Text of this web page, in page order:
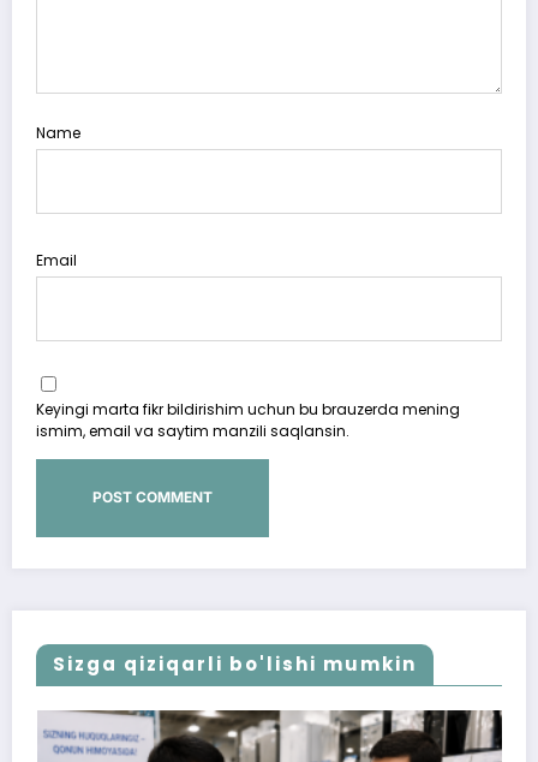
Name
Email
Keyingi marta fikr bildirishim uchun bu brauzerda mening
ismim, email va saytim manzili saqlansin.
Sizga qiziqarli bo'lishi mumkin